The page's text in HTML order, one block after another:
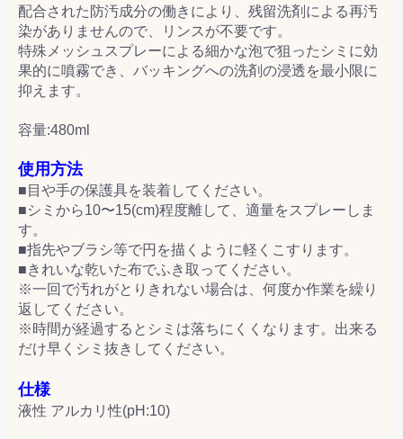
配合された防汚成分の働きにより、残留洗剤による再汚
染がありませんので、リンスが不要です。
特殊メッシュスプレーによる細かな泡で狙ったシミに効
果的に噴霧でき、バッキングへの洗剤の浸透を最小限に
抑えます。
容量:480ml
使用方法
■目や手の保護具を装着してください。
■シミから10〜15(cm)程度離して、適量をスプレーしま
す。
■指先やブラシ等で円を描くように軽くこすります。
■きれいな乾いた布でふき取ってください。
※一回で汚れがとりきれない場合は、何度か作業を繰り
返してください。
※時間が経過するとシミは落ちにくくなります。出来る
だけ早くシミ抜きしてください。
仕様
液性 アルカリ性(pH:10)